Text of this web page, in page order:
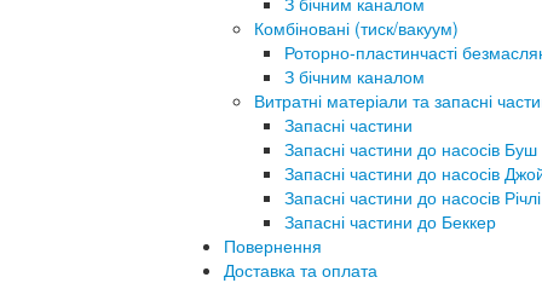
Комбіновані (тиск/вакуум)
Роторно-пластинчасті
З бічним каналом
Витратні матеріали та запасні
Запасні частини
Запасні частини до насосів Буш
Запасні частини до насосів
Запасні частини до насосів Річлі
Запасні частини до Беккер
Повернення
Доставка та оплата